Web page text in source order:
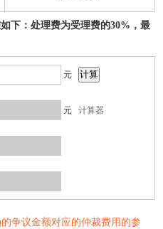
下：处理费为受理费的30%，最
元
元 计算器
争议金额对应的仲裁费用的参